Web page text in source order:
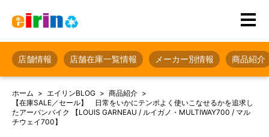
店舗情報 店舗在庫一覧情報 メーカー別情報 商品紹介
ホーム エイリンBLOG
商品紹介
【在庫SALE／セール】 日常をいかにテンポよく使いこなせるかを追求し
たアーバンバイク 【LOUIS GARNEAU / ルイガノ・MULTIWAY700 / マル
チウェイ700】